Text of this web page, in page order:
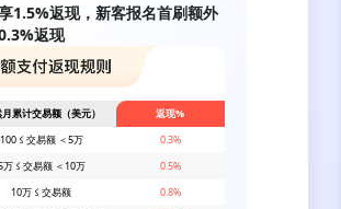
1.5%返现，新客报名首刷额外
返现
累计交易额（美元）
返现%
100 ≤ 交易额 ＜5万
0.3%
万 ≤ 交易额 ＜10万
0.5%
10万 ≤ 交易额
0.8%